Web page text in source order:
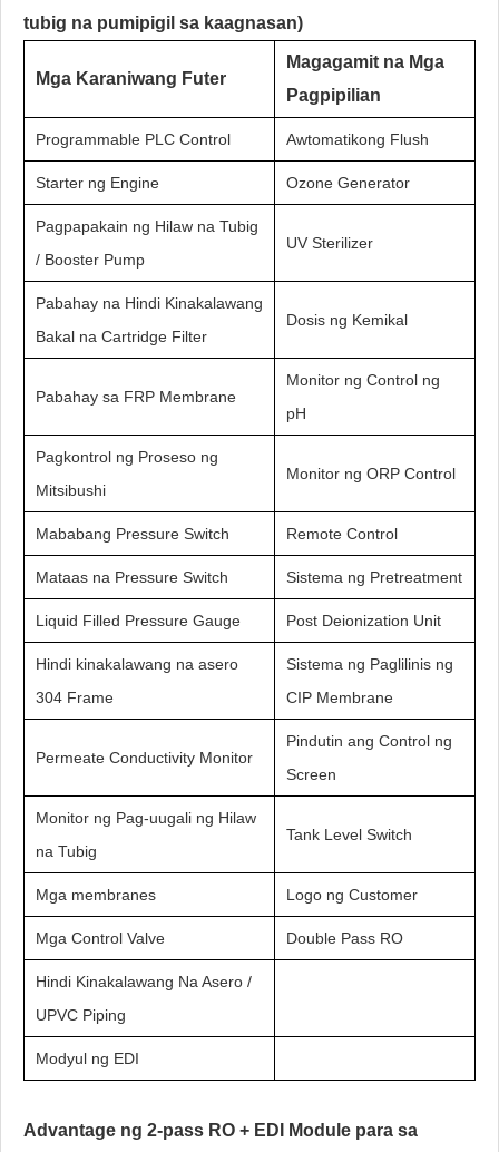
tubig na pumipigil sa kaagnasan)
Mga Karaniwang Futer
Magagamit na Mga
Pagpipilian
Programmable PLC Control Awtomatikong Flush
Starter ng Engine Ozone Generator
Pagpapakain ng Hilaw na Tubig
/ Booster Pump
UV Sterilizer
Pabahay na Hindi Kinakalawang
Bakal na Cartridge Filter
Dosis ng Kemikal
Pabahay sa FRP Membrane
Monitor ng Control ng
pH
Pagkontrol ng Proseso ng
Mitsibushi
Monitor ng ORP Control
Mababang Pressure Switch Remote Control
Mataas na Pressure Switch Sistema ng Pretreatment
Liquid Filled Pressure Gauge Post Deionization Unit
Hindi kinakalawang na asero
304 Frame
Sistema ng Paglilinis ng
CIP Membrane
Permeate Conductivity Monitor
Pindutin ang Control ng
Screen
Monitor ng Pag-uugali ng Hilaw
na Tubig
Tank Level Switch
Mga membranes Logo ng Customer
Mga Control Valve Double Pass RO
Hindi Kinakalawang Na Asero /
UPVC Piping
Modyul ng EDI
Advantage ng 2-pass RO + EDI Module para sa